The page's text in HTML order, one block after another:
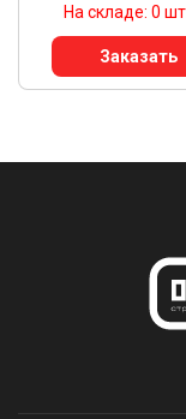
На складе: 0 шт.
Заказать